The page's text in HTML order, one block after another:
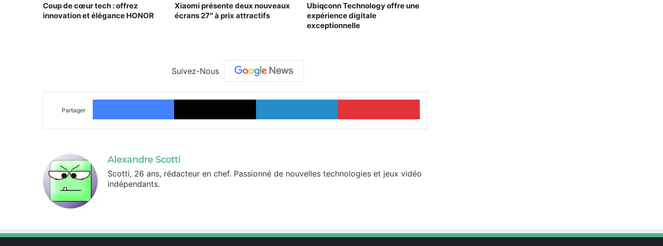
Coup de cœur tech : offrez
innovation et élégance HONOR
Xiaomi présente deux nouveaux
écrans 27″ à prix attractifs
Ubiqconn Technology offre une
expérience digitale
exceptionnelle
Suivez-Nous
Partager
Facebook X Linkedin Pinterest
Alexandre Scotti
Scotti, 26 ans, rédacteur en chef. Passionné de nouvelles technologies et jeux vidéo
indépendants.